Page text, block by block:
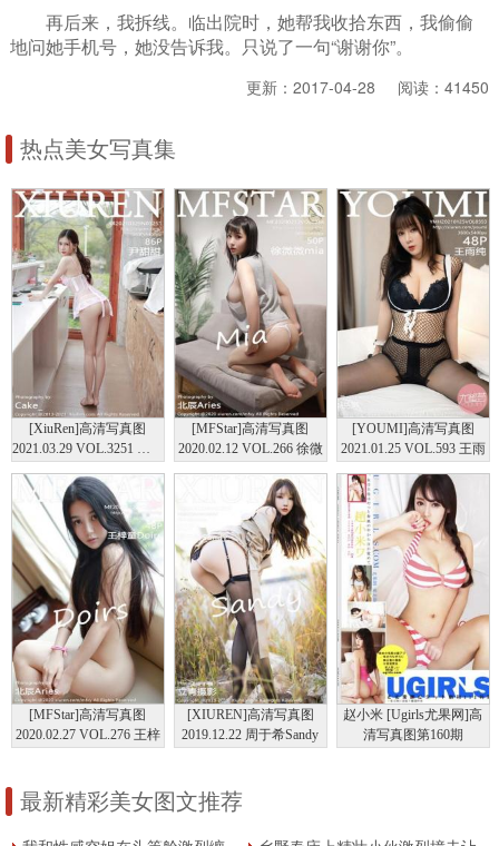
再后来，我拆线。临出院时，她帮我收拾东西，我偷偷
地问她手机号，她没告诉我。只说了一句“谢谢你”。
更新：2017-04-28 阅读：41450
热点美女写真集
[XiuRen]高清写真图
2021.03.29 VOL.3251 尹甜
[MFStar]高清写真图
2020.02.12 VOL.266 徐微
[YOUMI]高清写真图
2021.01.25 VOL.593 王雨
[MFStar]高清写真图
2020.02.27 VOL.276 王梓
[XIUREN]高清写真图
2019.12.22 周于希Sandy
赵小米 [Ugirls尤果网]高
清写真图第160期
最新精彩美女图文推荐